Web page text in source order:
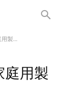
製...
用製